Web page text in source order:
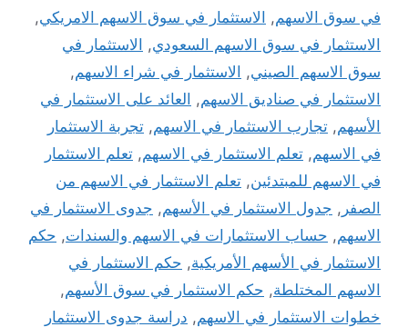
في سوق الاسهم, الاستثمار في سوق الاسهم الامريكي,
الاستثمار في سوق الاسهم السعودي,
الاستثمار في
سوق الاسهم الصيني, الاستثمار في شراء الاسهم,
الاستثمار في صناديق الاسهم, العائد على الاستثمار في
الأسهم, تجارب الاستثمار في الاسهم, تجربة الاستثمار
في الاسهم, تعلم الاستثمار في الاسهم, تعلم الاستثمار
في الاسهم للمبتدئين, تعلم الاستثمار في الاسهم من
الصفر , جدول الاستثمار في الأسهم, جدوى الاستثمار في
الاسهم, حساب الاستثمارات في الاسهم والسندات, حكم
الاستثمار في الأسهم الأمريكية, حكم الاستثمار في
الاسهم المختلطة, حكم الاستثمار في سوق الأسهم,
خطوات الاستثمار في الاسهم, دراسة جدوى الاستثمار